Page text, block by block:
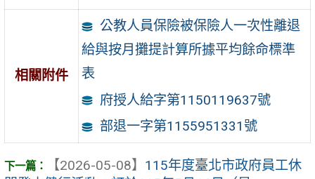
相關附件
公教人員保險被保險人一次性離退
給與按月攤提計算所據平均餘命標準
表
府授人給字第1150119637號
部退一字第1155951331號
【2026-05-08】 115年度臺北市政府員工休